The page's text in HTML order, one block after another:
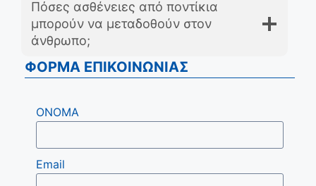
Πόσες ασθένειες από ποντίκια
μπορούν να μεταδοθούν στον
άνθρωπο;
ΦΟΡΜΑ ΕΠΙΚΟΙΝΩΝΙΑΣ
ΟΝΟΜΑ
Email